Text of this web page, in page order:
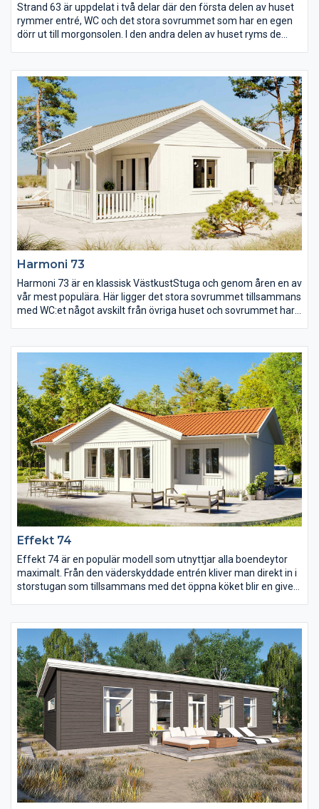
Strand 63 är uppdelat i två delar där den första delen av huset
rymmer entré, WC och det stora sovrummet som har en egen
dörr ut till morgonsolen. I den andra delen av huset ryms de
utan här är det planerat för många att umgås och trivas
samtidigt.
Harmoni 73
Harmoni 73 är en klassisk VästkustStuga och genom åren en av
vår mest populära. Här ligger det stora sovrummet tillsammans
med WC:et något avskilt från övriga huset och sovrummet har
gemensamma ytorna med kök i vinkel, matplats och storstuga.
Effekt 74
Effekt 74 är en populär modell som utnyttjar alla boendeytor
maximalt. Från den väderskyddade entrén kliver man direkt in i
storstugan som tillsammans med det öppna köket blir en given
finns det inte mycket mer att önska av ett fritidshus.